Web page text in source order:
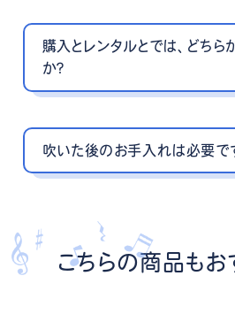
購入とレンタルとでは、どちら
か？
吹いた後のお手入れは必要で
こちらの商品も